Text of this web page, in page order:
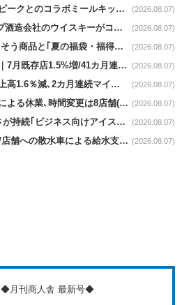
オイシックスnews｜スノーピークとのコラボミールキット8/13発売 (2026.08.07)
OICグループnews｜グループ酒造会社のウイスキーがコンペティション受賞 (2026.08.07)
PLANTnews｜お盆向けごちそう商品と｢夏の福袋・福得カート｣8/8から開催 (2026.08.07)
リテールパートナーズnews｜7月既存店1.5%増/41カ月連続増 (2026.08.07)
MrMax news｜7月既存店売上高1.6％減､2カ月連続マイナス (2026.08.07)
イオン九州news｜熊本地震による休業､時間変更は8店舗(8/7時点) (2026.08.07)
青山商事news｜6時間冷たさが持続｢ビジネス向けアイスベスト｣発売 (2026.08.07)
ローソンnews｜｢熊本地震｣/店舗への散水車による給水支援を開始 (2026.08.07)
◆月刊商人舎 最新号◆